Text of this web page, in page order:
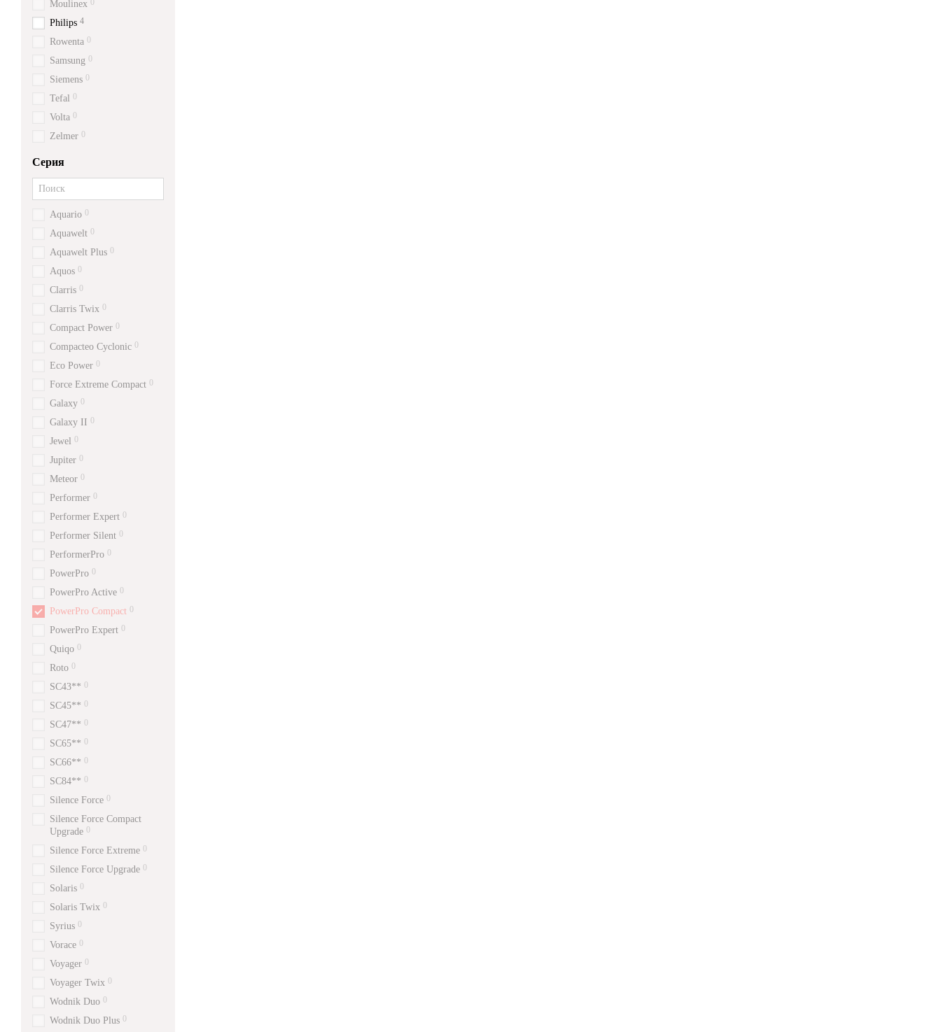
Moulinex 0
Philips 4
Rowenta 0
Samsung 0
Siemens 0
Tefal 0
Volta 0
Zelmer 0
Серия
Aquario 0
Aquawelt 0
Aquawelt Plus 0
Aquos 0
Clarris 0
Clarris Twix 0
Compact Power 0
Compacteo Cyclonic 0
Eco Power 0
Force Extreme Compact 0
Galaxy 0
Galaxy II 0
Jewel 0
Jupiter 0
Meteor 0
Performer 0
Performer Expert 0
Performer Silent 0
PerformerPro 0
PowerPro 0
PowerPro Active 0
PowerPro Compact 0
PowerPro Expert 0
Quiqo 0
Roto 0
SC43** 0
SC45** 0
SC47** 0
SC65** 0
SC66** 0
SC84** 0
Silence Force 0
Silence Force Compact
Upgrade 0
Silence Force Extreme 0
Silence Force Upgrade 0
Solaris 0
Solaris Twix 0
Syrius 0
Vorace 0
Voyager 0
Voyager Twix 0
Wodnik Duo 0
Wodnik Duo Plus 0